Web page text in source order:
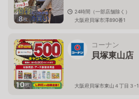
8枚
24時間（一部店舗除く）
大阪府貝塚市澤890番1
10枚
コーナン
貝塚東山店
大阪府貝塚市東山４丁目３-1